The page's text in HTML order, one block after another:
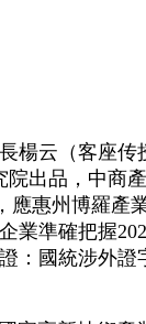
云（客座传
出品，中商
惠州博羅
準確把握
國統涉外證